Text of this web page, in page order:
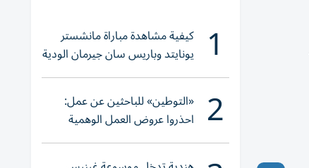
1 كيفية مشاهدة مباراة مانشستر
يونايتد وباريس سان جيرمان الودية
والقنوات الناقلة
2 «التوطين» للباحثين عن عمل:
احذروا عروض العمل الوهمية
وتحققوا عبر «الباركود»